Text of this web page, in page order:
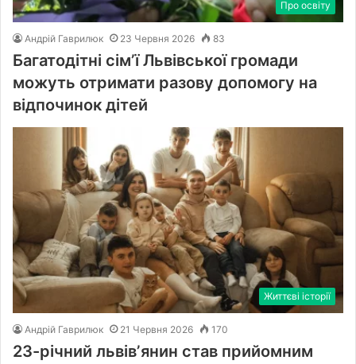
Про освіту
Андрій Гаврилюк 23 Червня 2026 83
Багатодітні сімʼї Львівської громади
можуть отримати разову допомогу на
відпочинок дітей
Життєві історії
Андрій Гаврилюк 21 Червня 2026 170
23-річний львівʼянин став прийомним